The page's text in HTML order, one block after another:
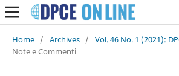
Home / Archives / Vol. 46 No. 1 (2021):
Note e Commenti